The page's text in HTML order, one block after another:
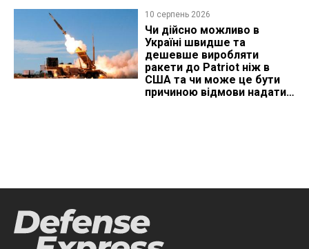
10 серпень 2026
Чи дійсно можливо в
Україні швидше та
дешевше виробляти
ракети до Patriot ніж в
США та чи може це бути
причиною відмови надати